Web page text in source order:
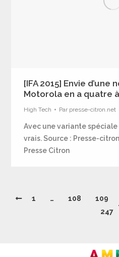
[IFA 2015] Envie
Motorola en a quatre
High Tech Par presse-citron.net
Avec une variante
vrais. Source : Presse-
Presse Citron
1 … 108 109
247